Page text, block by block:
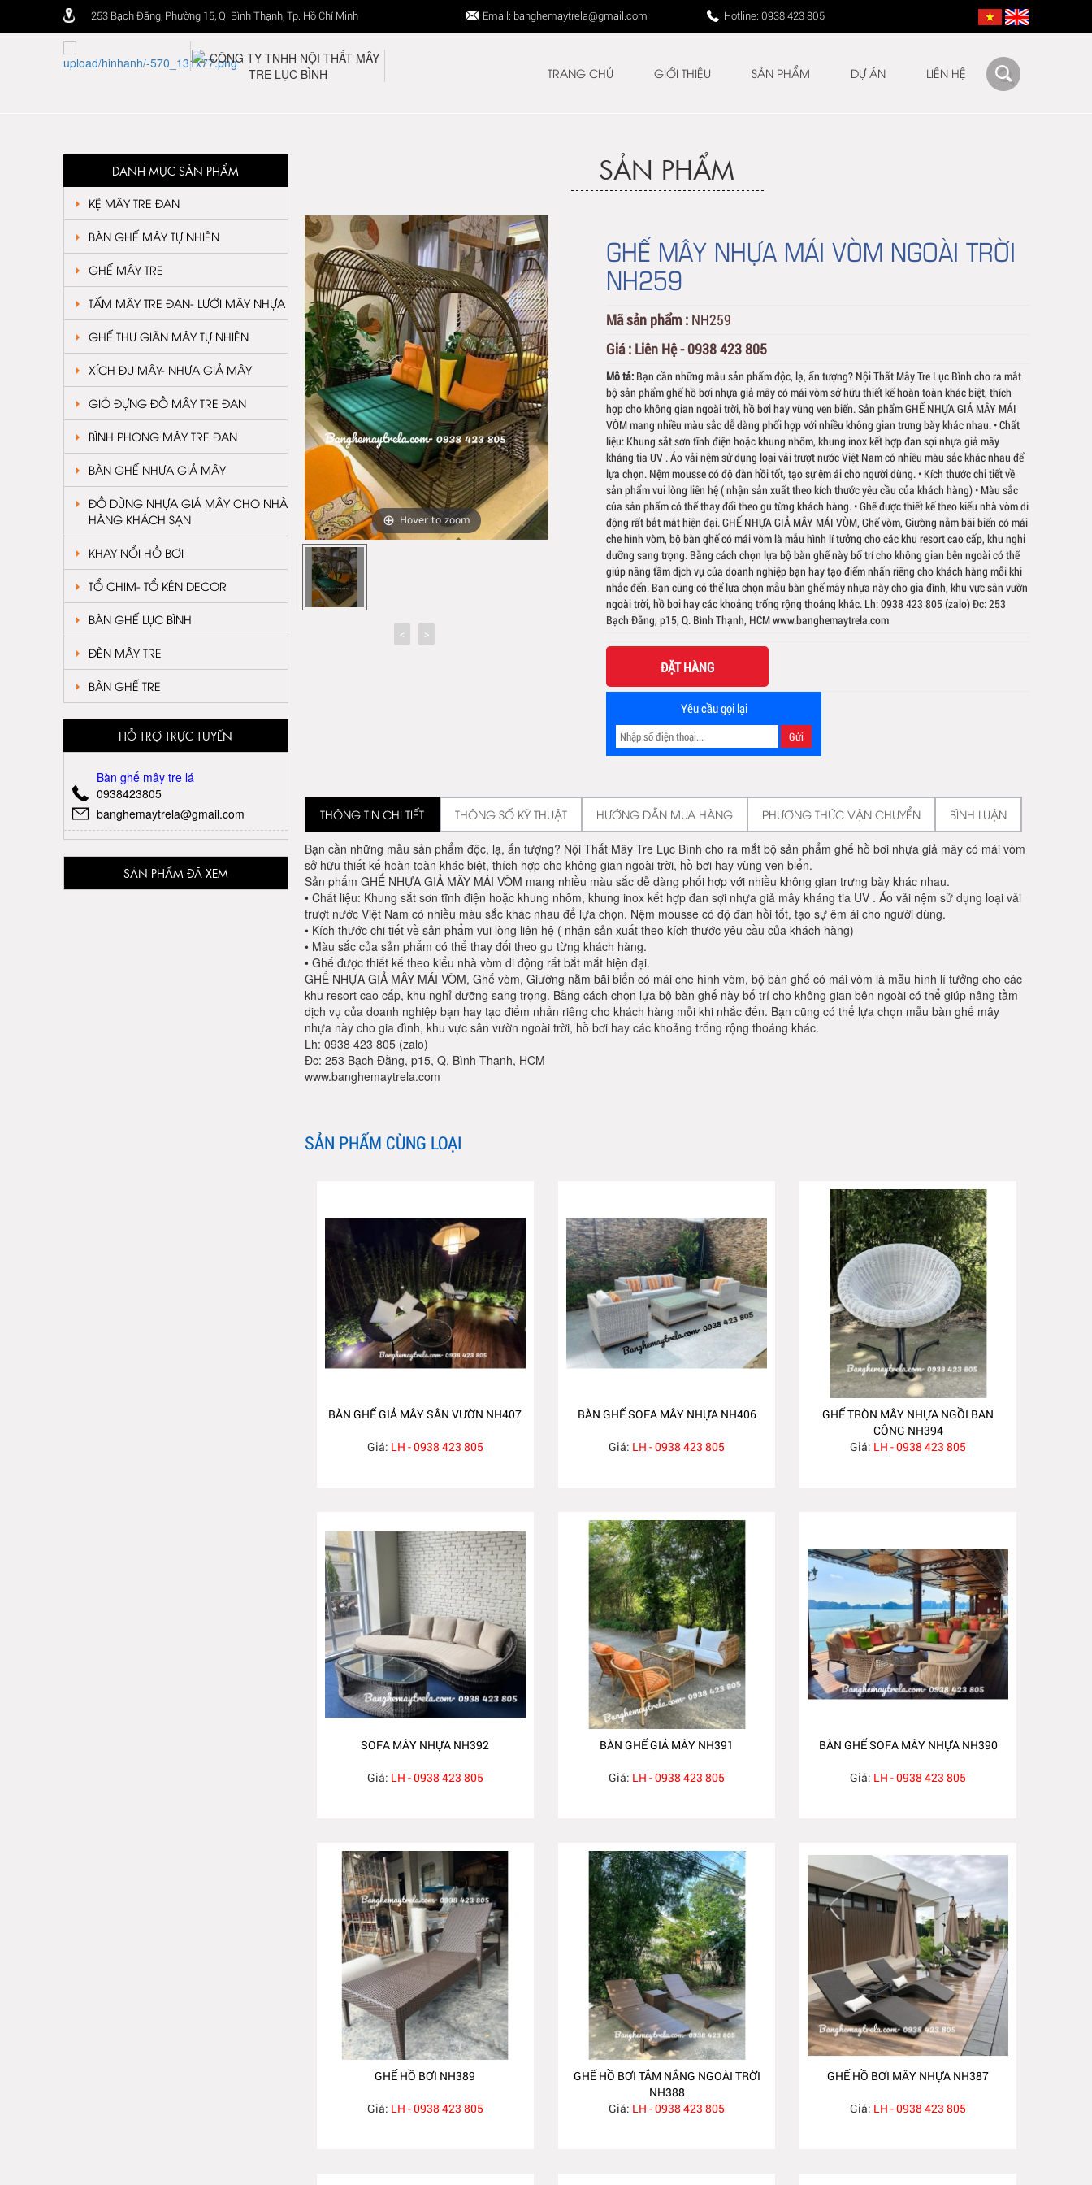
253 Bạch Đằng, Phường 15, Q. Bình Thạnh, Tp. Hồ Chí Minh Email: banghemaytrela@gmail.com Hotline: 0938 423 805
TRANG CHỦ GIỚI THIỆU SẢN PHẨM DỰ ÁN LIÊN HỆ
DANH MỤC SẢN PHẨM
KỆ MÂY TRE ĐAN
BÀN GHẾ MÂY TỰ NHIÊN
GHẾ MÂY TRE
TẤM MÂY TRE ĐAN- LƯỚI MÂY NHỰA
GHẾ THƯ GIÃN MÂY TỰ NHIÊN
XÍCH ĐU MÂY- NHỰA GIẢ MÂY
GIỎ ĐỰNG ĐỒ MÂY TRE ĐAN
BÌNH PHONG MÂY TRE ĐAN
BÀN GHẾ NHỰA GIẢ MÂY
ĐỒ DÙNG NHỰA GIẢ MÂY CHO NHÀ
HÀNG KHÁCH SẠN
KHAY NỔI HỒ BƠI
TỔ CHIM- TỔ KÉN DECOR
BÀN GHẾ LỤC BÌNH
ĐÈN MÂY TRE
BÀN GHẾ TRE
HỖ TRỢ TRỰC TUYẾN
Bàn ghế mây tre lá
0938423805
banghemaytrela@gmail.com
SẢN PHẨM ĐÃ XEM
SẢN PHẨM
Hover to zoom
GHẾ MÂY NHỰA MÁI VÒM NGOÀI TRỜI
NH259
Mã sản phẩm : NH259
Giá : Liên Hệ - 0938 423 805
Mô tả: Bạn cần những mẫu sản phẩm độc, lạ, ấn tượng? Nội Thất Mây Tre Lục Bình cho ra mắt
bộ sản phẩm ghế hồ bơi nhựa giả mây có mái vòm sở hữu thiết kế hoàn toàn khác biệt, thích
hợp cho không gian ngoài trời, hồ bơi hay vùng ven biển. Sản phẩm GHẾ NHỰA GIẢ MÂY MÁI
VÒM mang nhiều màu sắc dễ dàng phối hợp với nhiều không gian trưng bày khác nhau. • Chất
liệu: Khung sắt sơn tĩnh điện hoặc khung nhôm, khung inox kết hợp đan sợi nhựa giả mây
kháng tia UV . Áo vải nệm sử dụng loại vải trượt nước Việt Nam có nhiều màu sắc khác nhau để
lựa chọn. Nệm mousse có độ đàn hồi tốt, tạo sự êm ái cho người dùng. • Kích thước chi tiết về
sản phẩm vui lòng liên hệ ( nhận sản xuất theo kích thước yêu cầu của khách hàng) • Màu sắc
của sản phẩm có thể thay đổi theo gu từng khách hàng. • Ghế được thiết kế theo kiểu nhà vòm di
động rất bắt mắt hiện đại. GHẾ NHỰA GIẢ MÂY MÁI VÒM, Ghế vòm, Giường nằm bãi biển có mái
che hình vòm, bộ bàn ghế có mái vòm là mẫu hình lí tưởng cho các khu resort cao cấp, khu nghỉ
dưỡng sang trọng. Bằng cách chọn lựa bộ bàn ghế này bố trí cho không gian bên ngoài có thể
giúp nâng tầm dịch vụ của doanh nghiệp bạn hay tạo điểm nhấn riêng cho khách hàng mỗi khi
nhắc đến. Bạn cũng có thể lựa chọn mẫu bàn ghế mây nhựa này cho gia đình, khu vực sân vườn
ngoài trời, hồ bơi hay các khoảng trống rộng thoáng khác. Lh: 0938 423 805 (zalo) Đc: 253
Bạch Đằng, p15, Q. Bình Thạnh, HCM www.banghemaytrela.com
ĐẶT HÀNG
Yêu cầu gọi lại
THÔNG TIN CHI TIẾT THÔNG SỐ KỸ THUẬT HƯỚNG DẪN MUA HÀNG PHƯƠNG THỨC VẬN CHUYỂN BÌNH LUẬN
Bạn cần những mẫu sản phẩm độc, lạ, ấn tượng? Nội Thất Mây Tre Lục Bình cho ra mắt bộ sản phẩm ghế hồ bơi nhựa giả mây có mái vòm
sở hữu thiết kế hoàn toàn khác biệt, thích hợp cho không gian ngoài trời, hồ bơi hay vùng ven biển.
Sản phẩm GHẾ NHỰA GIẢ MÂY MÁI VÒM mang nhiều màu sắc dễ dàng phối hợp với nhiều không gian trưng bày khác nhau.
• Chất liệu: Khung sắt sơn tĩnh điện hoặc khung nhôm, khung inox kết hợp đan sợi nhựa giả mây kháng tia UV . Áo vải nệm sử dụng loại vải
trượt nước Việt Nam có nhiều màu sắc khác nhau để lựa chọn. Nệm mousse có độ đàn hồi tốt, tạo sự êm ái cho người dùng.
• Kích thước chi tiết về sản phẩm vui lòng liên hệ ( nhận sản xuất theo kích thước yêu cầu của khách hàng)
• Màu sắc của sản phẩm có thể thay đổi theo gu từng khách hàng.
• Ghế được thiết kế theo kiểu nhà vòm di động rất bắt mắt hiện đại.
GHẾ NHỰA GIẢ MÂY MÁI VÒM, Ghế vòm, Giường nằm bãi biển có mái che hình vòm, bộ bàn ghế có mái vòm là mẫu hình lí tưởng cho các
khu resort cao cấp, khu nghỉ dưỡng sang trọng. Bằng cách chọn lựa bộ bàn ghế này bố trí cho không gian bên ngoài có thể giúp nâng tầm
dịch vụ của doanh nghiệp bạn hay tạo điểm nhấn riêng cho khách hàng mỗi khi nhắc đến. Bạn cũng có thể lựa chọn mẫu bàn ghế mây
nhựa này cho gia đình, khu vực sân vườn ngoài trời, hồ bơi hay các khoảng trống rộng thoáng khác.
Lh: 0938 423 805 (zalo)
Đc: 253 Bạch Đằng, p15, Q. Bình Thạnh, HCM
www.banghemaytrela.com
SẢN PHẨM CÙNG LOẠI
BÀN GHẾ GIẢ MÂY SÂN VƯỜN NH407
Giá: LH - 0938 423 805
BÀN GHẾ SOFA MÂY NHỰA NH406
Giá: LH - 0938 423 805
GHẾ TRÒN MÂY NHỰA NGỒI BAN
CÔNG NH394
Giá: LH - 0938 423 805
SOFA MÂY NHỰA NH392
Giá: LH - 0938 423 805
BÀN GHẾ GIẢ MÂY NH391
Giá: LH - 0938 423 805
BÀN GHẾ SOFA MÂY NHỰA NH390
Giá: LH - 0938 423 805
GHẾ HỒ BƠI NH389
Giá: LH - 0938 423 805
GHẾ HỒ BƠI TẮM NẮNG NGOÀI TRỜI
NH388
Giá: LH - 0938 423 805
GHẾ HỒ BƠI MÂY NHỰA NH387
Giá: LH - 0938 423 805